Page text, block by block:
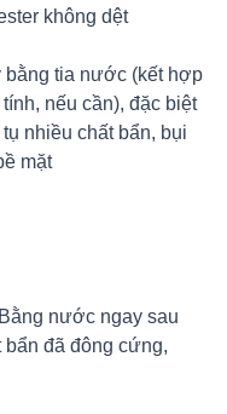
không dệt
bằng tia nước (kết hợp
nếu cần), đặc biệt
nhiều chất bẩn, bụi
mặt
Bằng nước ngay sau
đã đông cứng,